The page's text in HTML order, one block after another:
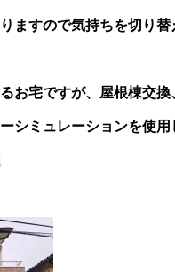
ますので気持ちを切り
お宅ですが、屋根棟交
シミュレーションを使用